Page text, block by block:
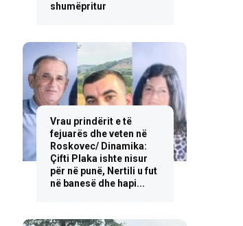
shumëpritur
Vrau prindërit e të
fejuarës dhe veten në
Roskovec/ Dinamika:
Çifti Plaka ishte nisur
për në punë, Nertili u fut
në banesë dhe hapi...